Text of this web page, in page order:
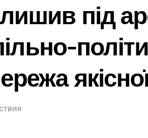
під